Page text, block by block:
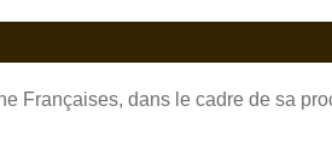
Françaises, dans le cadre de sa